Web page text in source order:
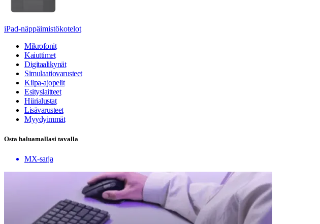
iPad-näppäimistökotelot
Mikrofonit
Kaiuttimet
Digitaalikynät
Simulaatiovarusteet
Kilpa-ajopelit
Esityslaitteet
Hiirialustat
Lisävarusteet
Myydyimmät
Osta haluamallasi tavalla
MX-sarja